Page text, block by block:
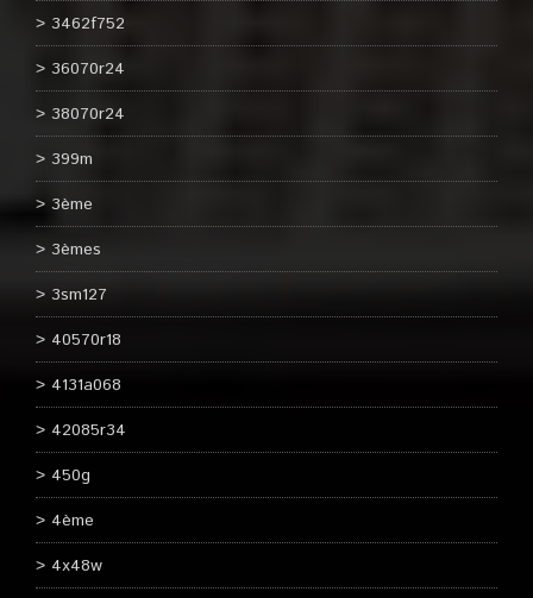
3462f752
36070r24
38070r24
399m
3ème
3èmes
3sm127
40570r18
4131a068
42085r34
450g
4ème
4x48w